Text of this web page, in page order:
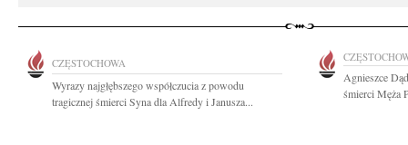
CZĘSTOCHOWA
Wyrazy najgłębszego współczucia z powodu
tragicznej śmierci Syna dla Alfredy i Janusza...
Agnieszce
śmierci Męża